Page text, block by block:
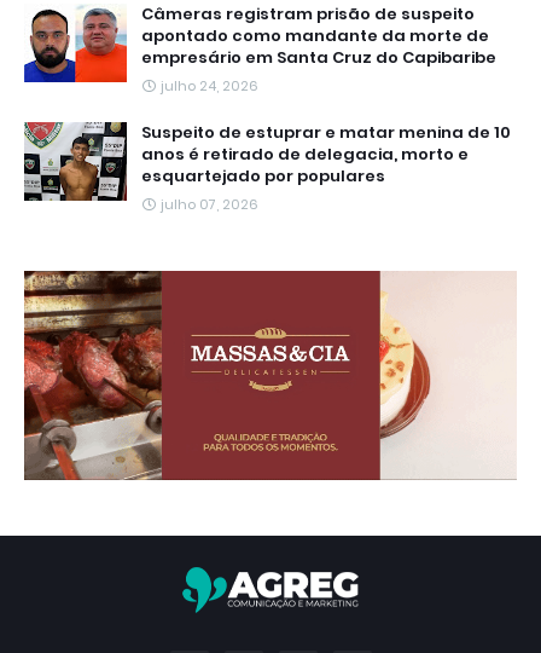
Câmeras registram prisão de suspeito
apontado como mandante da morte de
empresário em Santa Cruz do Capibaribe
julho 24, 2026
Suspeito de estuprar e matar menina de 10
anos é retirado de delegacia, morto e
esquartejado por populares
julho 07, 2026